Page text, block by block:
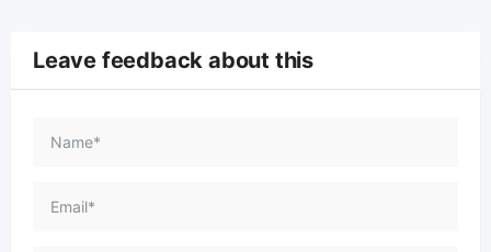
Leave feedback about this